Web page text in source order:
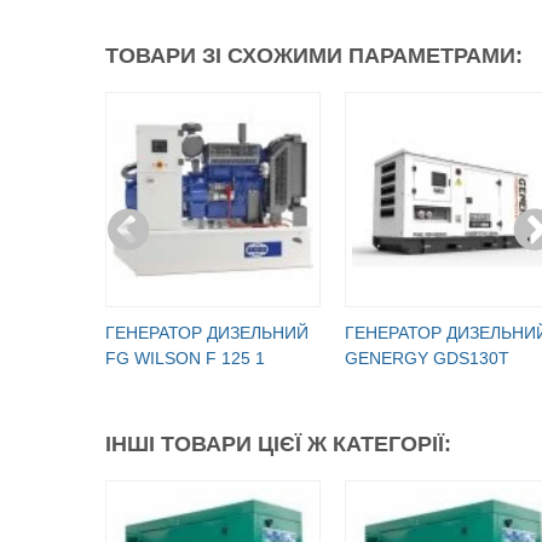
ТОВАРИ ЗІ СХОЖИМИ ПАРАМЕТРАМИ:
ГЕНЕРАТОР ДИЗЕЛЬНИЙ
FG WILSON F 125 1
ГЕНЕРАТОР
GENERGY GDS130T
ІНШІ ТОВАРИ ЦІЄЇ Ж КАТЕГОРІЇ: